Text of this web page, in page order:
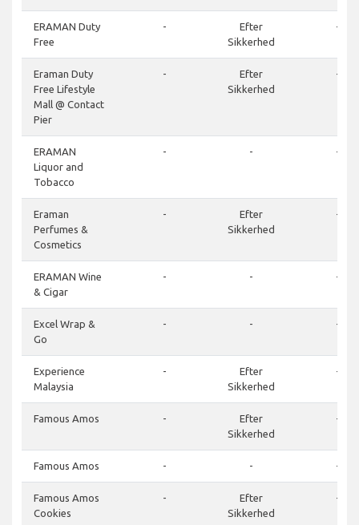
ERAMAN Duty
Free
-
Efter
Sikkerhed
-
Eraman Duty
Free Lifestyle
Mall @ Contact
Pier
-
Efter
Sikkerhed
-
ERAMAN
Liquor and
Tobacco
- - -
Eraman
Perfumes &
Cosmetics
-
Efter
Sikkerhed
-
ERAMAN Wine
& Cigar
- - -
Excel Wrap &
Go
- - -
Experience
Malaysia
-
Efter
Sikkerhed
-
Famous Amos -
Efter
Sikkerhed
-
Famous Amos - - -
Famous Amos
Cookies
-
Efter
Sikkerhed
-